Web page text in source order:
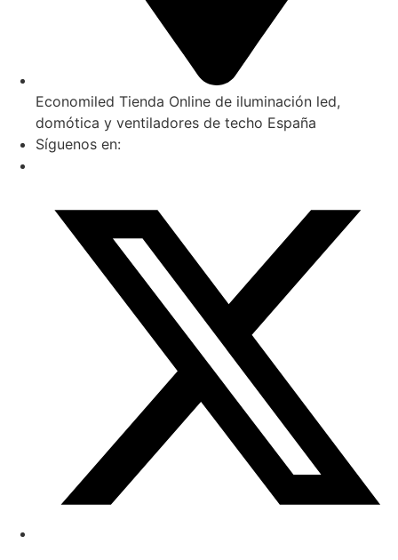
Economiled Tienda Online de iluminación led,
domótica y ventiladores de techo España
Síguenos en: